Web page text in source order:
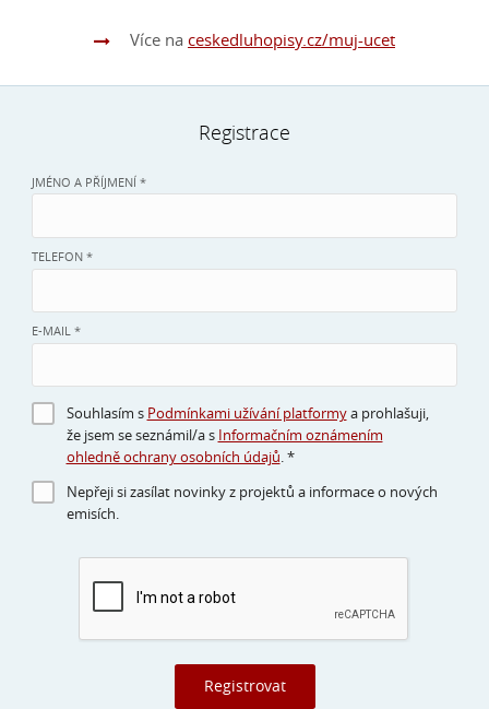
Více na ceskedluhopisy.cz/muj-ucet
Registrace
JMÉNO A PŘÍJMENÍ *
TELEFON *
E-MAIL *
Souhlasím s Podmínkami užívání platformya prohlašuji,
že jsem se seznámil/a s Informačním oznámením
ohledně ochrany osobních údajů. *
Nepřeji si zasílat novinky z projektů a informace o nových
emisích.
Registrovat